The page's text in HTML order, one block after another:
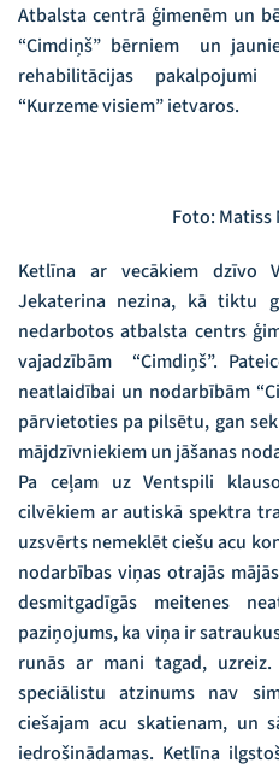
Atbalsta centrā ģimenēm un
“Cimdiņš” bērniem un
rehabilitācijas
“Kurzeme visiem” ietvaros.
Foto: Matiss
Ketlīna ar vecākiem dzīvo
Jekaterina nezina, kā tiktu
nedarbotos atbalsta centrs
vajadzībām “Cimdiņš”.
neatlaidībai un nodarbībām
pārvietoties pa pilsētu, gan
mājdzīvniekiem un jāšanas
Pa ceļam uz Ventspili
cilvēkiem ar autiskā spektra
uzsvērts nemeklēt ciešu acu
nodarbības viņas otrajās
desmitgadīgās meitenes
paziņojums, ka viņa ir
runās ar mani tagad,
speciālistu atzinums nav
ciešajam acu skatienam, un
iedrošinādamas. Ketlīna